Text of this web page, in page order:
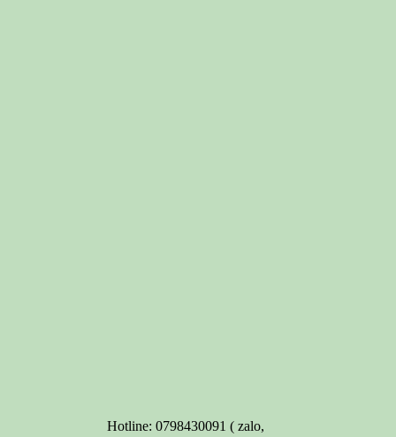
Hotline: 0798430091 ( zalo,